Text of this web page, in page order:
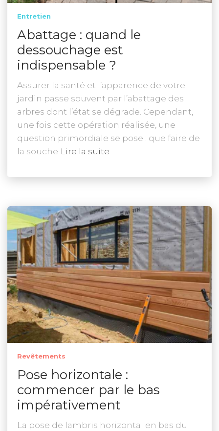
Entretien
Abattage : quand le
dessouchage est
indispensable ?
Assurer la santé et l’apparence de votre
jardin passe souvent par l’abattage des
arbres dont l’état se dégrade. Cependant,
une fois cette opération réalisée, une
question primordiale se pose : que faire de
la souche Lire la suite
Revêtements
Pose horizontale :
commencer par le bas
impérativement
La pose de lambris horizontal en bas du